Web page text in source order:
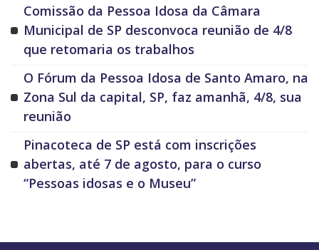
Comissão da Pessoa Idosa da Câmara
Municipal de SP desconvoca reunião de 4/8
que retomaria os trabalhos
O Fórum da Pessoa Idosa de Santo Amaro, na
Zona Sul da capital, SP, faz amanhã, 4/8, sua
reunião
Pinacoteca de SP está com inscrições
abertas, até 7 de agosto, para o curso
“Pessoas idosas e o Museu”